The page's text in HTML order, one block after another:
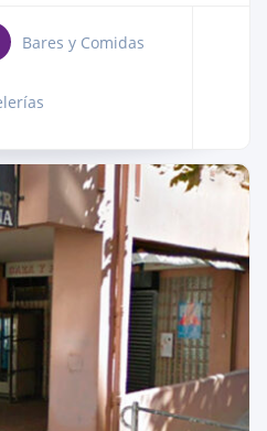
Bares y Comidas